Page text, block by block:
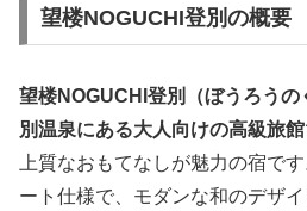
望楼NOGUCHI登別の概要
望楼NOGUCHI登別（ぼうろうの
別温泉にある大人向けの高級旅館
上質なおもてなしが魅力の宿で
ート仕様で、モダンな和のデザ